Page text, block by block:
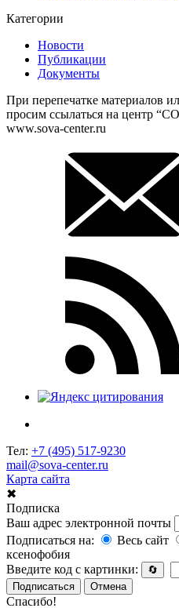
Категории
Новости
Публикации
Документы
При перепечатке материалов
просим ссылаться на центр
www.sova-center.ru
Тел: +7 (495) 517-9230
mail@sova-center.ru
Карта сайта
✖
Подписка
Ваш адрес электронной почты
Подписаться на:
Весь сайт
ксенофобия
Введите код с картинки:
🔄
Подписаться
Отмена
Спасибо!